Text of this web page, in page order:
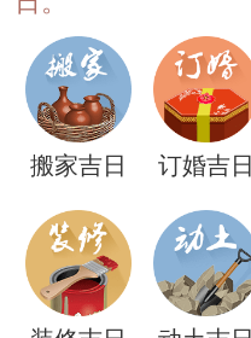
搬家吉日 订婚吉日